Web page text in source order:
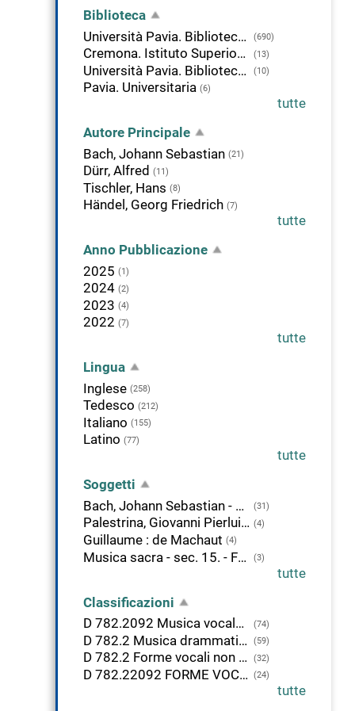
Biblioteca
Università Pavia. Biblioteca del Dipartimento di musicologia e beni culturali
(690)
Cremona. Istituto Superiore di Studi musicali Claudio Monteverdi (13)
Università Pavia. Biblioteca di Studi Umanistici (10)
Pavia. Universitaria (6)
tutte
Autore Principale
Bach, Johann Sebastian (21)
Dürr, Alfred (11)
Tischler, Hans (8)
Händel, Georg Friedrich (7)
tutte
Anno Pubblicazione
2025 (1)
2024 (2)
2023 (4)
2022 (7)
tutte
Lingua
Inglese (258)
Tedesco (212)
Italiano (155)
Latino (77)
tutte
Soggetti
Bach, Johann Sebastian - Cantate
(31)
Palestrina, Giovanni Pierluigi : da (4)
Guillaume : de Machaut (4)
Musica sacra - sec. 15. - Fonti (3)
tutte
Classificazioni
D 782.2092 Musica vocale. Forme vocali non drammatiche. Persone
(74)
D 782.2 Musica drammatica (59)
D 782.2 Forme vocali non drammatiche (32)
D 782.22092 FORME VOCALI SACRE. Persone (24)
tutte